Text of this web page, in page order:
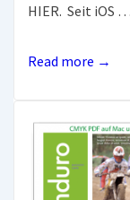
HIER. Seit iOS …
Geheimes
iOS
Read more →